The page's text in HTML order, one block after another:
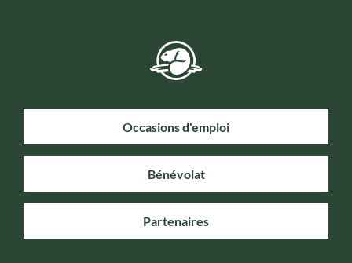
Occasions d'emploi
Bénévolat
Partenaires